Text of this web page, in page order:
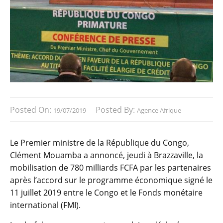
Posted On: 19/07/2019 Posted By: Agence Afrique
Le Premier ministre de la République du Congo,
Clément Mouamba a annoncé, jeudi à Brazzaville, la
mobilisation de 780 milliards FCFA par les partenaires
après l’accord sur le programme économique signé le
11 juillet 2019 entre le Congo et le Fonds monétaire
international (FMI).